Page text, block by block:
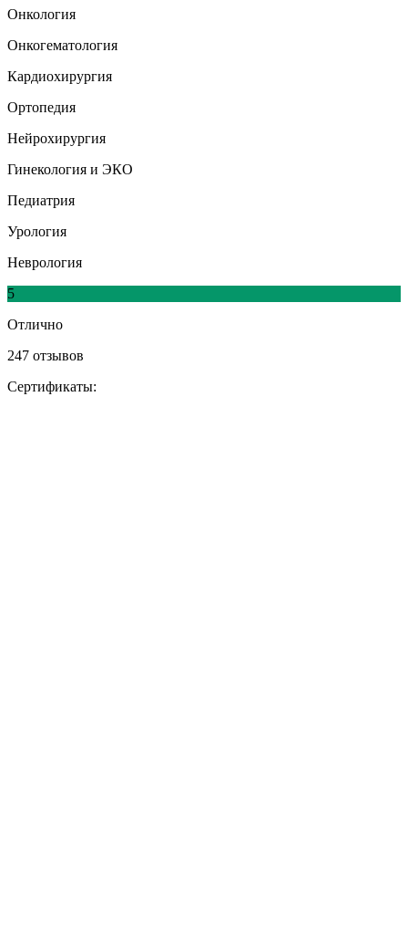
Онкология
Онкогематология
Кардиохирургия
Ортопедия
Нейрохирургия
Гинекология и ЭКО
Педиатрия
Урология
Неврология
5
Отлично
247 отзывов
Сертификаты: